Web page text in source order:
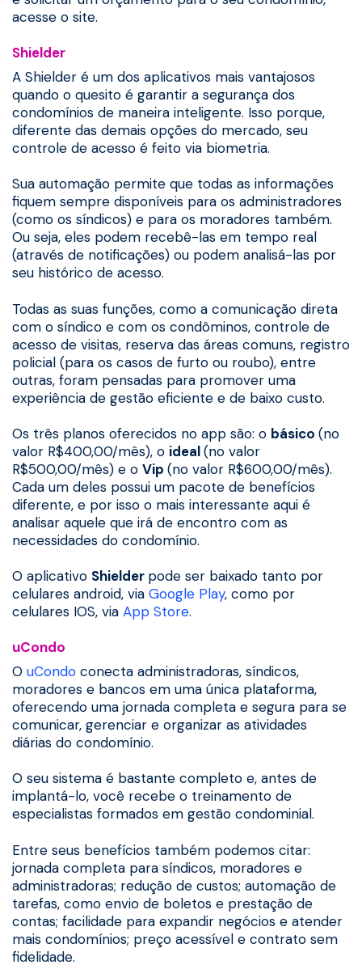
acesse o site.
Shielder
A Shielder é um dos aplicativos mais vantajosos
quando o quesito é garantir a segurança dos
condomínios de maneira inteligente. Isso porque,
diferente das demais opções do mercado, seu
controle de acesso é feito via biometria.
Sua automação permite que todas as informações
fiquem sempre disponíveis para os administradores
(como os síndicos) e para os moradores também.
Ou seja, eles podem recebê-las em tempo real
(através de notificações) ou podem analisá-las por
seu histórico de acesso.
Todas as suas funções, como a comunicação direta
com o síndico e com os condôminos, controle de
acesso de visitas, reserva das áreas comuns, registro
policial (para os casos de furto ou roubo), entre
outras, foram pensadas para promover uma
experiência de gestão eficiente e de baixo custo.
Os três planos oferecidos no app são: o básico (no
valor R$400,00/mês), o ideal(no valor
R$500,00/mês) e o Vip (no valor R$600,00/mês).
Cada um deles possui um pacote de benefícios
diferente, e por isso o mais interessante aqui é
analisar aquele que irá de encontro com as
necessidades do condomínio.
O aplicativo Shielder pode ser baixado tanto por
celulares android, via Google Play, como por
celulares IOS, via App Store.
uCondo
O uCondo conecta administradoras, síndicos,
moradores e bancos em uma única plataforma,
oferecendo uma jornada completa e segura para se
comunicar, gerenciar e organizar as atividades
diárias do condomínio.
O seu sistema é bastante completo e, antes de
implantá-lo, você recebe o treinamento de
especialistas formados em gestão condominial.
Entre seus benefícios também podemos citar:
jornada completa para síndicos, moradores e
administradoras; redução de custos; automação de
tarefas, como envio de boletos e prestação de
contas; facilidade para expandir negócios e atender
mais condomínios; preço acessível e contrato sem
fidelidade.